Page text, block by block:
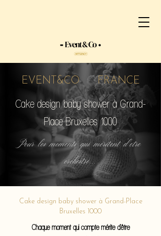
EVENT&CO FRANCE
Cake design baby shower à Grand-
Place Bruxelles 1000
Pour les moments qui méritent d'etre
orchestré...
Cake design baby shower à Grand-Place
Bruxelles 1000
Chaque moment qui compte mérite d'être